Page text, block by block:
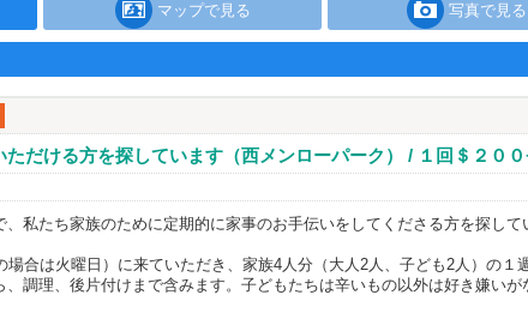
マップで見る 写真で見る
だける方を探しています（西メンローパーク） / １回＄２００
私たち家族のために定期的に家事のお手伝いをしてくださる方を探して
場合は火曜日）に来ていただき、家族4人分（大人2人、子ども2人）の
調理、後片付けまで含みます。子どもたちは辛いもの以外は好き嫌い